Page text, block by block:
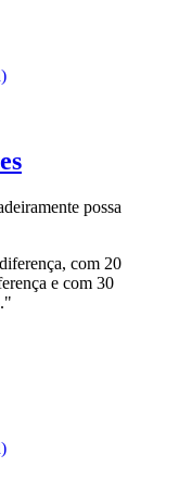
possa
com 20
e com 30